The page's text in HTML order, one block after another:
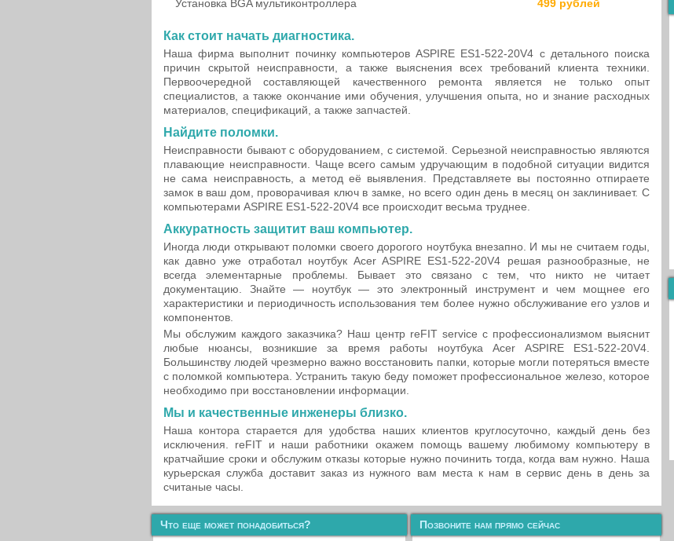
Установка BGA мультиконтроллера 499 рублей
Как стоит начать диагностика.
Наша фирма выполнит починку компьютеров ASPIRE ES1-522-20V4 с детального поиска
причин скрытой неисправности, а также выяснения всех требований клиента техники.
Первоочередной составляющей качественного ремонта является не только опыт
специалистов, а также окончание ими обучения, улучшения опыта, но и знание расходных
материалов, спецификаций, а также запчастей.
Найдите поломки.
Неисправности бывают с оборудованием, с системой. Серьезной неисправностью являются
плавающие неисправности. Чаще всего самым удручающим в подобной ситуации видится
не сама неисправность, а метод её выявления. Представляете вы постоянно отпираете
замок в ваш дом, проворачивая ключ в замке, но всего один день в месяц он заклинивает. С
компьютерами ASPIRE ES1-522-20V4 все происходит весьма труднее.
Аккуратность защитит ваш компьютер.
Иногда люди открывают поломки своего дорогого ноутбука внезапно. И мы не считаем годы,
как давно уже отработал ноутбук Acer ASPIRE ES1-522-20V4 решая разнообразные, не
всегда элементарные проблемы. Бывает это связано с тем, что никто не читает
документацию. Знайте — ноутбук — это электронный инструмент и чем мощнее его
характеристики и периодичность использования тем более нужно обслуживание его узлов и
компонентов.
Мы обслужим каждого заказчика? Наш центр reFIT service с профессионализмом выяснит
любые нюансы, возникшие за время работы ноутбука Acer ASPIRE ES1-522-20V4.
Большинству людей чрезмерно важно восстановить папки, которые могли потеряться вместе
с поломкой компьютера. Устранить такую беду поможет профессиональное железо, которое
необходимо при восстановлении информации.
Мы и качественные инженеры близко.
Наша контора старается для удобства наших клиентов круглосуточно, каждый день без
исключения. reFIT и наши работники окажем помощь вашему любимому компьютеру в
кратчайшие сроки и обслужим отказы которые нужно починить тогда, когда вам нужно. Наша
курьерская служба доставит заказ из нужного вам места к нам в сервис день в день за
считаные часы.
Что еще может понадобиться?
Позвоните нам прямо сейчас